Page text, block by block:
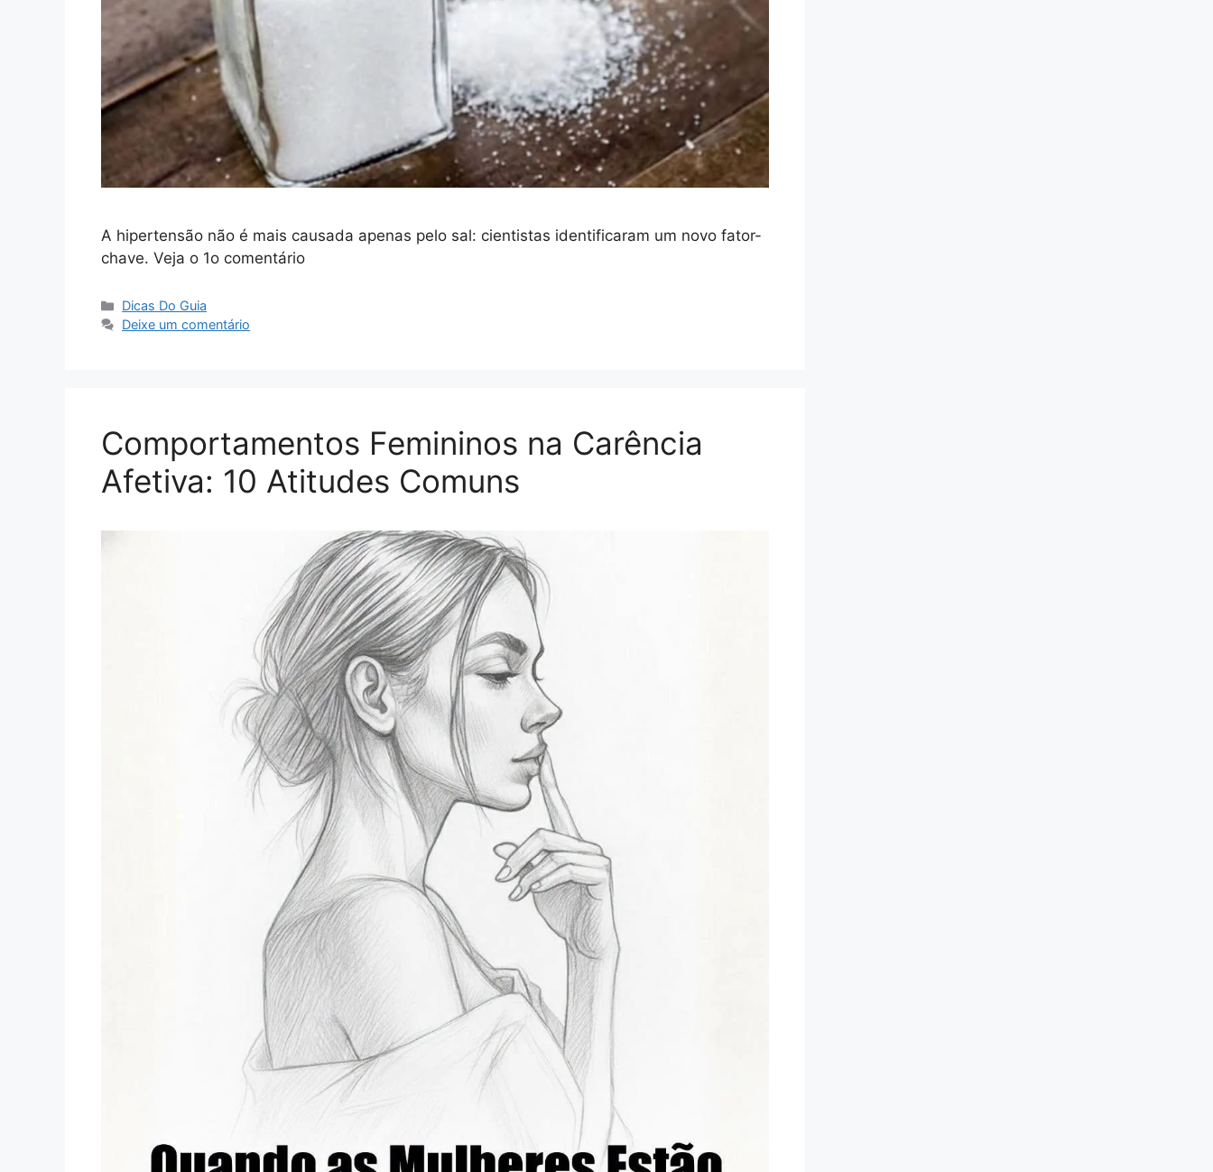
A hipertensão não é mais causada apenas pelo sal: cientistas identificaram um novo fator-
chave. Veja o 1o comentário
Categorias
Dicas Do Guia
Deixe um comentário
Comportamentos Femininos na Carência
Afetiva: 10 Atitudes Comuns